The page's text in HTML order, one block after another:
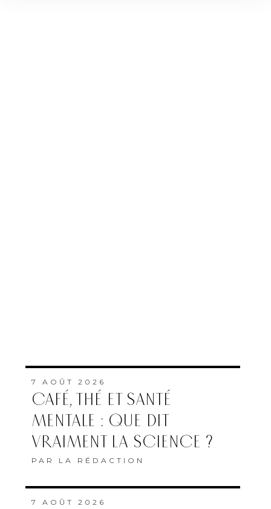
7 AOÛT 2026
CAFÉ, THÉ ET SANTÉ
MENTALE : QUE DIT
VRAIMENT LA SCIENCE ?
PAR LA RÉDACTION
7 AOÛT 2026